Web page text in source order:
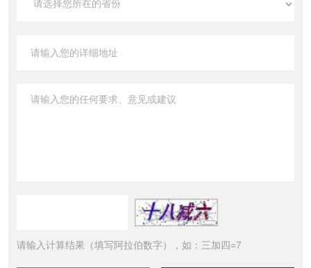
请输入计算结果（填写阿拉伯数字），如：三加四=7